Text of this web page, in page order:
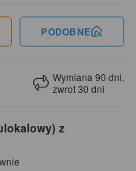
z
PODOBNE
Wymiana 90 dni,
zwrot 30 dni